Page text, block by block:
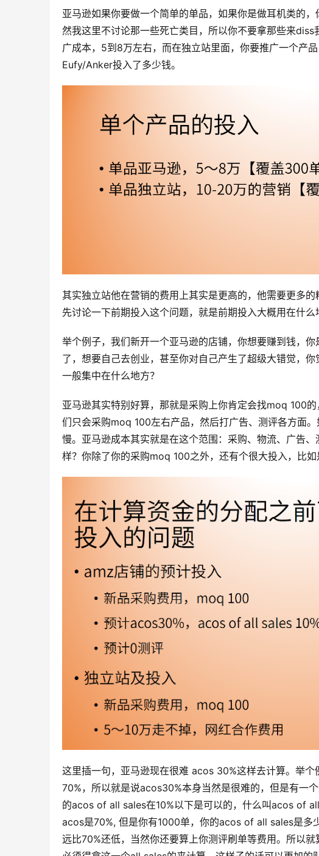
亚马逊如果你要做一个简单的单品，如果你是做耳机类的
然我这里不讨论那一些死亡类目，所以你不要拿那些来
广成本，5到8万左右，而在独立站里面，你要推广一个产
Eufy/Anker投入了多少钱。
其实独立站他在营销的费用上其实是更高的，他需要更多
先讨论一下前期投入这个问题，就是前期投入大概用在什么
举个例子，我们新开一个亚马逊的店铺，你想要赚到钱，
了，想要自己去创业，甚至你对自己产生了超级大错觉，
一般集中在什么地方？
亚马逊其实特别好算，那就是采购上你肯定会找moq 100
们只会采购moq 100左右产品，然后打广告、测评各方面
慢。亚马逊成本其实就是在这个范围：采购、物流、广告
样？你除了你的采购moq 100之外，还有个很大投入，比
这里插一句，亚马逊现在很难 acos 30%这样去计算。举
70%，所以就是说acos30%本身当然是很难的，但是有一
的acos of all sales在10%以下是可以的，什么叫acos of
acos是70%, 但是你有1000单，你的acos of all sales是多
远比70%还低，当然你还要算上你测评刷单等费用。所以